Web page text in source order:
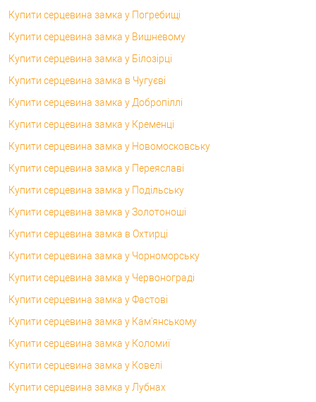
Купити серцевина замка у Погребищі
Купити серцевина замка у Вишневому
Купити серцевина замка у Білозірці
Купити серцевина замка в Чугуєві
Купити серцевина замка у Добропіллі
Купити серцевина замка у Кременці
Купити серцевина замка у Новомосковську
Купити серцевина замка у Переяславі
Купити серцевина замка у Подільську
Купити серцевина замка у Золотоноші
Купити серцевина замка в Охтирці
Купити серцевина замка у Чорноморську
Купити серцевина замка у Червонограді
Купити серцевина замка у Фастові
Купити серцевина замка у Кам'янському
Купити серцевина замка у Коломиї
Купити серцевина замка у Ковелі
Купити серцевина замка у Лубнах